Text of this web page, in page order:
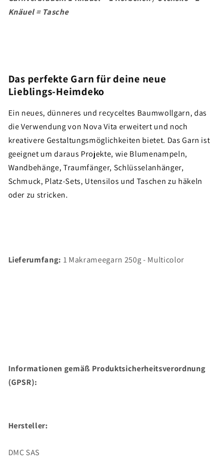
Knäuel = Tasche
Das perfekte Garn für deine neue
Lieblings-Heimdeko
Ein neues, dünneres und recyceltes Baumwollgarn, das
die Verwendung von Nova Vita erweitert und noch
kreativere Gestaltungsmöglichkeiten bietet. Das Garn ist
geeignet um daraus Projekte, wie Blumenampeln,
Wandbehänge, Traumfänger, Schlüsselanhänger,
Schmuck, Platz-Sets, Utensilos und Taschen zu häkeln
oder zu stricken.
Lieferumfang: 1 Makrameegarn 250g - Multicolor
Informationen gemäß Produktsicherheitsverordnung
(GPSR):
Hersteller:
DMC SAS